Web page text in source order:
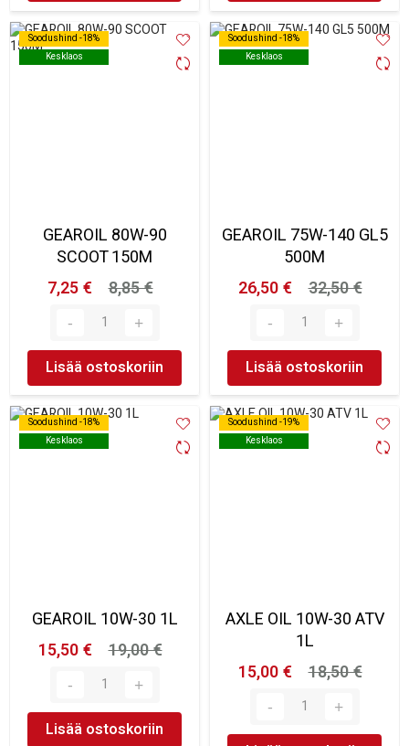
Soodushind -18%
Kesklaos
Soodushind -18%
Kesklaos
GEAROIL 80W-90
SCOOT 150M
7,25 €
8,85 €
Lisää ostoskoriin
Soodushind -18%
Kesklaos
Soodushind -18%
Kesklaos
GEAROIL 75W-140 GL5
500M
26,50 €
32,50 €
Lisää ostoskoriin
Soodushind -18%
Kesklaos
Soodushind -18%
Kesklaos
GEAROIL 10W-30 1L
15,50 €
19,00 €
Lisää ostoskoriin
Soodushind -19%
Kesklaos
Soodushind -19%
Kesklaos
AXLE OIL 10W-30 ATV
1L
15,00 €
18,50 €